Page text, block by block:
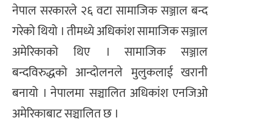
नेपाल सरकारले २६ वटा सामाजिक सञ्जाल बन्द
गरेको थियो । तीमध्ये अधिकांश सामाजिक सञ्जाल
अमेरिकाको थिए । सामाजिक सञ्जाल
बन्दविरुद्धको आन्दोलनले मुलुकलाई खरानी
बनायो । नेपालमा सञ्चालित अधिकांश एनजिओ
अमेरिकाबाट सञ्चालित छ ।